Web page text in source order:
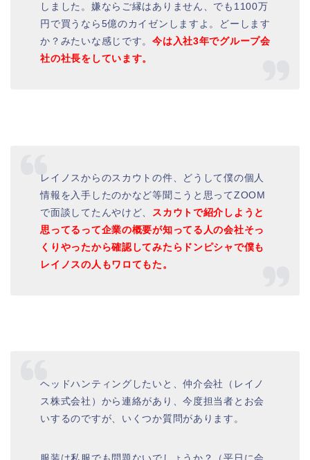
しました。嫌ならご縁はありません、でも1100万
円で買うなら5億のカイゼンしますよ。どーします
か？みたいな感じです。今は入社3年でグループ会
社の社長をしています。
レイノスからのスカウトの件、どうして僕の個人
情報を入手したのかなど等聞こうと思ってZOOM
で面談してたんやけど、
スカウトで紹介しようと
思ってるって企業の概要が知ってる人の会社そっ
くりやったから確認してみたらドンピシャで僕も
レイノスの人もワロてもた。
ヘッドハンティングしたいと、仲介会社（レイノ
ス株式会社）から連絡があり、今度担当者とお会
いするのですが、いくつか質問があります。
服装は私服でも問題ないでしょうか？（平日に会